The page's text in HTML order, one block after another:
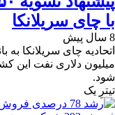
با چای سریلانکا
8 سال پیش
میلیون دلاری نفت این
شود.
تیترِ یک